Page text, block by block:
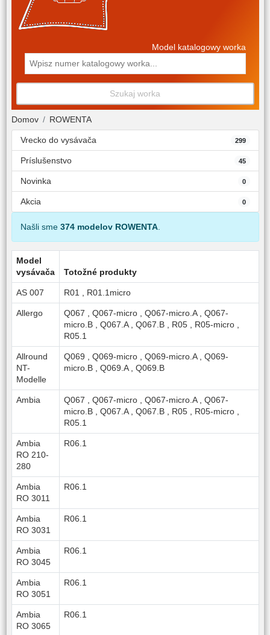
Model katalogowy worka
Szukaj worka
Domov ROWENTA
Vrecko do vysávača 299
Príslušenstvo 45
Novinka 0
Akcia 0
Našli sme 374 modelov ROWENTA.
Model
vysávača
Totožné produkty
AS 007 R01 , R01.1micro
Allergo Q067 , Q067-micro, Q067-micro.A, Q067-
micro.B, Q067.A, Q067.B, R05, R05-micro,
R05.1
Allround
NT-
Modelle
Q069 , Q069-micro, Q069-micro.A, Q069-
micro.B, Q069.A, Q069.B
Ambia Q067 , Q067-micro, Q067-micro.A, Q067-
micro.B, Q067.A, Q067.B, R05, R05-micro,
R05.1
Ambia
RO 210-
280
R06.1
Ambia
RO 3011
R06.1
Ambia
RO 3031
R06.1
Ambia
RO 3045
R06.1
Ambia
RO 3051
R06.1
Ambia
RO 3065
R06.1